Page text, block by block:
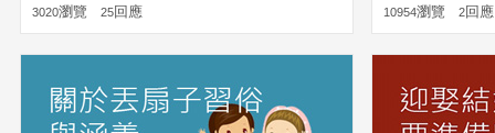
3020瀏覽 25回應 10954瀏覽 2回應